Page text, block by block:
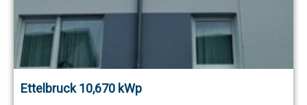
Ettelbruck 10,670 kWp